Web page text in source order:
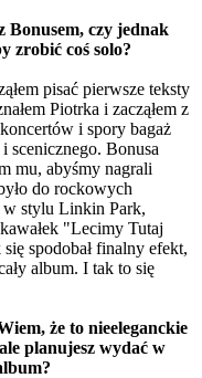
Bonusem, czy jednak
zrobić coś solo?
pisać pierwsze teksty
Piotrka i zacząłem z
i spory bagaż
scenicznego. Bonusa
mu, abyśmy nagrali
do rockowych
w stylu Linkin Park,
"Lecimy Tutaj
spodobał finalny efekt,
album. I tak to się
że to nieeleganckie
planujesz wydać w